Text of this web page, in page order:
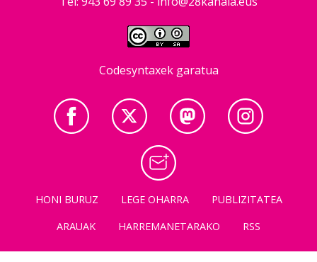
Codesyntaxek garatua
HONI BURUZ LEGE OHARRA
PUBLIZITATEA
ARAUAK
HARREMANETARAKO RSS